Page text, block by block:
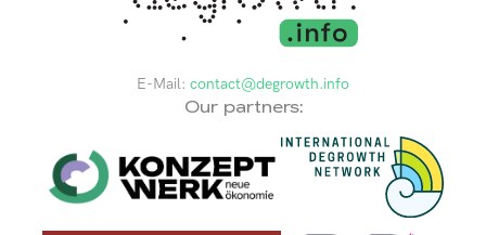
E-Mail: contact@degrowth.info
Our partners: